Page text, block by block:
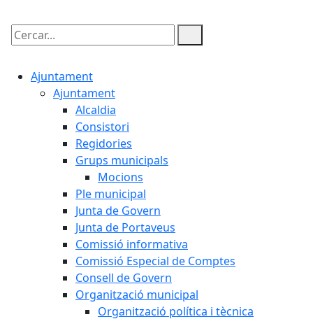
Cercar:
Ajuntament
Ajuntament
Alcaldia
Consistori
Regidories
Grups municipals
Mocions
Ple municipal
Junta de Govern
Junta de Portaveus
Comissió informativa
Comissió Especial de Comptes
Consell de Govern
Organització municipal
Organització política i tècnica